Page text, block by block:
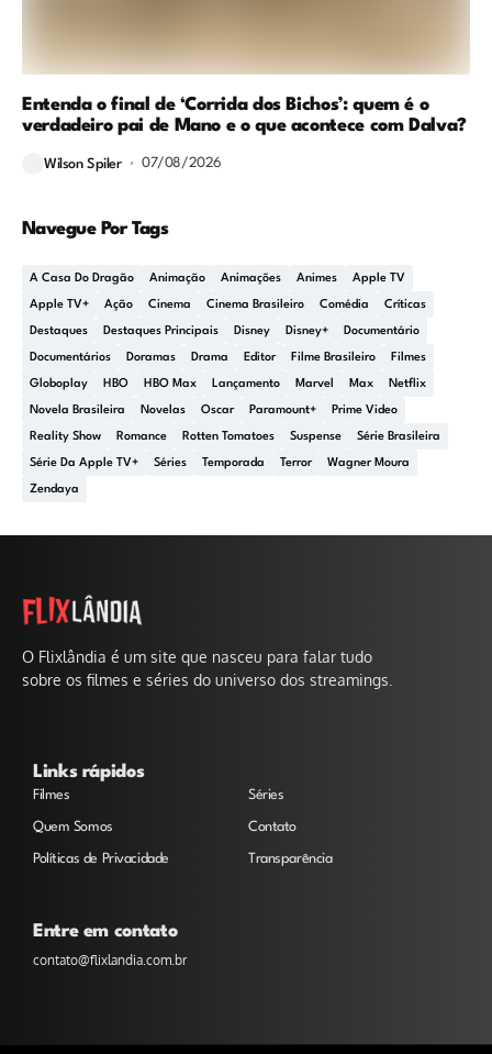
Entenda o final de ‘Corrida dos Bichos’: quem é o
verdadeiro pai de Mano e o que acontece com Dalva?
Wilson Spiler 07/08/2026
Navegue Por Tags
A Casa Do Dragão Animação Animações Animes Apple TV
Apple TV+ Ação Cinema Cinema Brasileiro Comédia Críticas
Destaques Destaques Principais Disney Disney+ Documentário
Documentários Doramas Drama Editor Filme Brasileiro Filmes
Globoplay HBO HBO Max Lançamento Marvel Max Netflix
Novela Brasileira Novelas Oscar Paramount+ Prime Video
Reality Show Romance Rotten Tomatoes Suspense Série Brasileira
Série Da Apple TV+ Séries Temporada Terror Wagner Moura
Zendaya
O Flixlândia é um site que nasceu para falar tudo
sobre os filmes e séries do universo dos streamings.
Links rápidos
Filmes Séries
Quem Somos Contato
Políticas de Privacidade Transparência
Entre em contato
contato@flixlandia.com.br